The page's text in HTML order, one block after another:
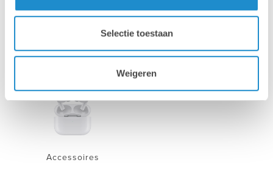
Selectie toestaan
Weigeren
iPhone iPad
Accessoires